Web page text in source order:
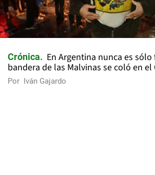
Crónica
En Argentina nunca es
bandera de las Malvinas se coló en el
Por Iván Gajardo